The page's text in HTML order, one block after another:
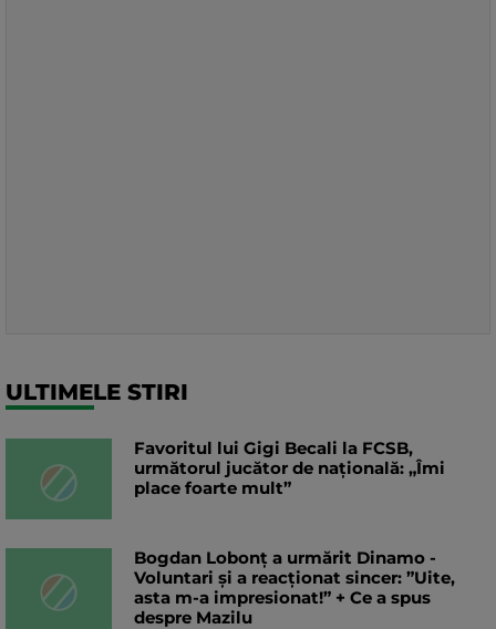
ULTIMELE STIRI
Favoritul lui Gigi Becali la FCSB,
următorul jucător de națională: „Îmi
place foarte mult”
Bogdan Lobonț a urmărit Dinamo -
Voluntari și a reacționat sincer: ”Uite,
asta m-a impresionat!” + Ce a spus
despre Mazilu